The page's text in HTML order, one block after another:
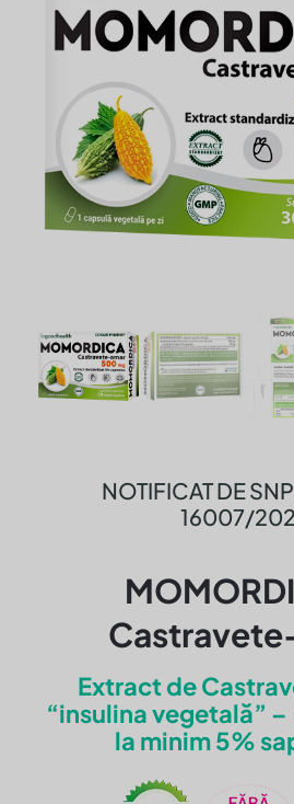
NOTIFICAT DE
16007/
Extract de
“insulina vegetală”
la minim 5%